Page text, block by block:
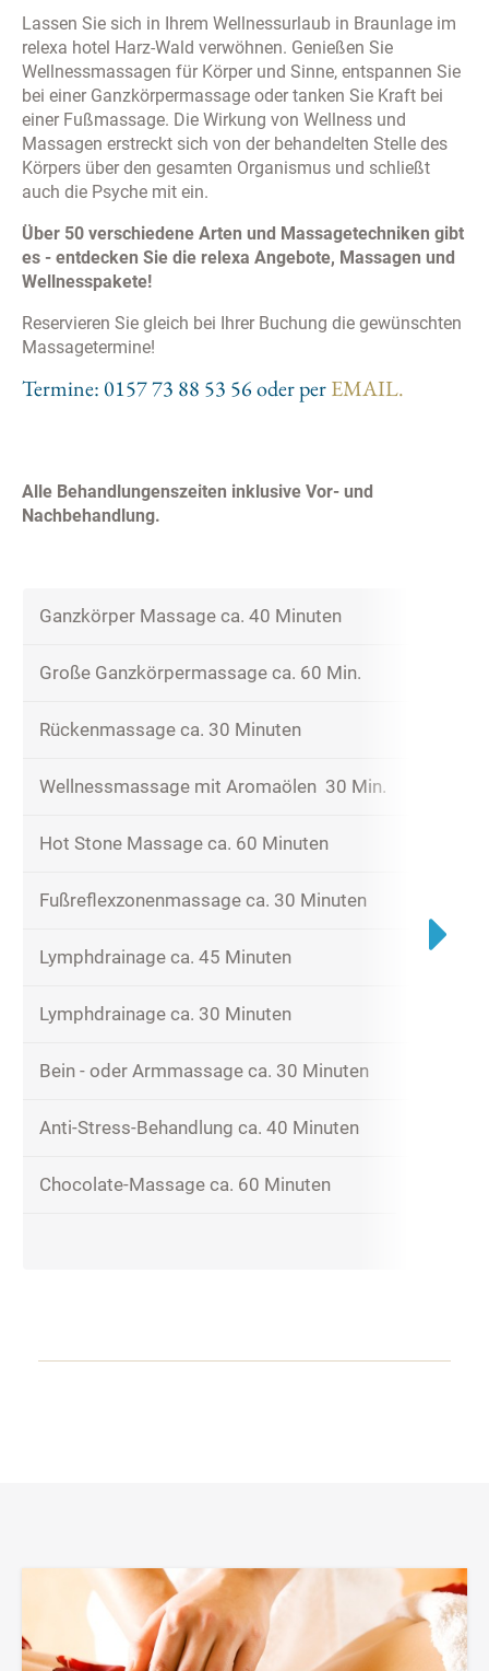
Lassen Sie sich in Ihrem Wellnessurlaub in Braunlage im
relexa hotel Harz-Wald verwöhnen. Genießen Sie
Wellnessmassagen für Körper und Sinne, entspannen Sie
bei einer Ganzkörpermassage oder tanken Sie Kraft bei
einer Fußmassage. Die Wirkung von Wellness und
Massagen erstreckt sich von der behandelten Stelle des
Körpers über den gesamten Organismus und schließt
auch die Psyche mit ein.
Über 50 verschiedene Arten und Massagetechniken gibt
es - entdecken Sie die relexa Angebote, Massagen und
Wellnesspakete!
Reservieren Sie gleich bei Ihrer Buchung die gewünschten
Massagetermine!
Termine: 0157 73 88 53 56 oder per EMAIL.
Alle Behandlungenszeiten inklusive Vor- und
Nachbehandlung.
Ganzkörper Massage ca. 40 Minuten
Große Ganzkörpermassage ca. 60 Min.
Rückenmassage ca. 30 Minuten
Wellnessmassage mit Aromaölen 30 Min.
Hot Stone Massage ca. 60 Minuten
Fußreflexzonenmassage ca. 30 Minuten
Lymphdrainage ca. 45 Minuten
Lymphdrainage ca. 30 Minuten
Bein - oder Armmassage ca. 30 Minuten
Anti-Stress-Behandlung ca. 40 Minuten
Chocolate-Massage ca. 60 Minuten